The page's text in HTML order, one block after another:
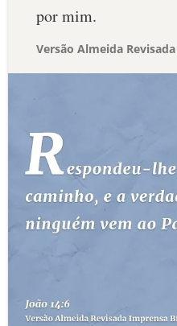
por mim.
Versão Almeida